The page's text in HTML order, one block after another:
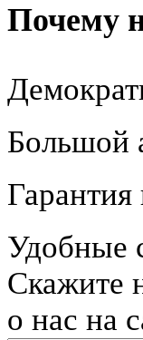
Почему
Большой
Гарантия
Удобные
Скажите
о нас на